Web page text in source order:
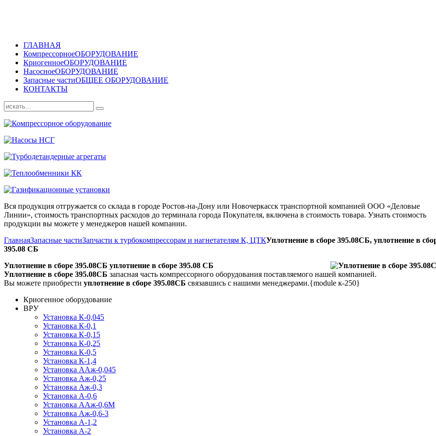
ГЛАВНАЯ
КомпрессорноеОБОРУДОВАНИЕ
КриогенноеОБОРУДОВАНИЕ
НасосноеОБОРУДОВАНИЕ
Запасные частиОБЩЕЕ ОБОРУДОВАНИЕ
КОНТАКТЫ
Вся продукция отгружается со склада в городе Ростов-на-Дону или Новочеркасск транспортной компанией ООО «Деловые
Линии», стоимость транспортных расходов до терминала города Покупателя, включена в стоимость товара. Узнать стоимость
продукции вы можете у менеджеров нашей компании.
ГлавнаяЗапасные частиЗапчасти к турбокомпрессорам и нагнетателям К, ЦТКУплотнение в сборе 395.08СБ, уплотнение в
395.08 СБ
Уплотнение в сборе 395.08СБ уплотнение в сборе 395.08 СБ
Уплотнение в сборе 395.08СБ запасная часть компрессорного оборудования поставляемого нашей компанией.
Вы можете приобрести уплотнение в сборе 395.08СБ связавшись с нашими менеджерами.{module к-250}
Криогенное оборудование
ВРУ
Установка К-0,045
Установка К-0,1
Установка К-0,15
Установка К-0,25
Установка К-0,5
Установка К-1,4
Установка ААж-0,045
Установка Аж-0,25
Установка Аж-0,3
Установка А-0,6
Установка ААж-0,6М
Установка Аж-0,6-3
Установка А-1,2
Установка А-2